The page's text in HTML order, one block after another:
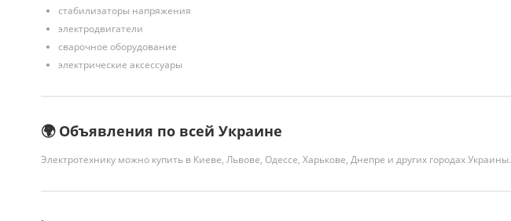
стабилизаторы напряжения
электродвигатели
сварочное оборудование
электрические аксессуары
🌍 Объявления по всей Украине
Электротехнику можно купить в Киеве, Львове, Одессе, Харькове, Днепре и других городах Украины.